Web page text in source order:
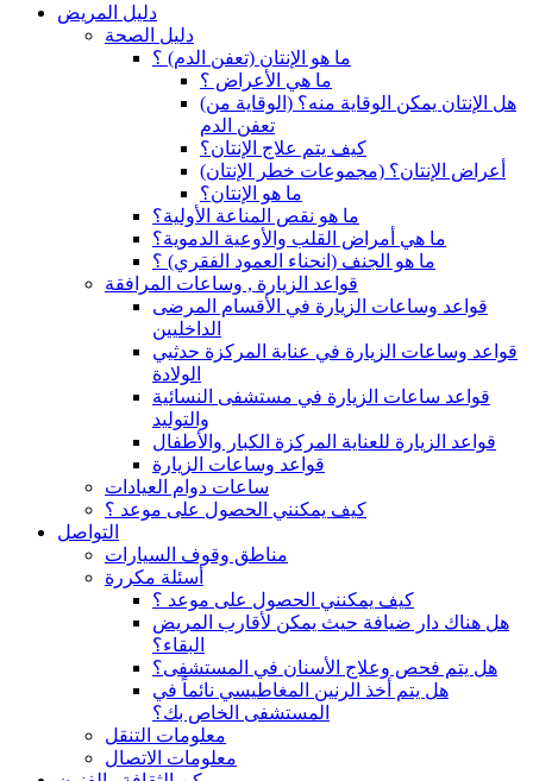
دليل المريض
دليل الصحة
ما هو الإنتان (تعفن الدم) ؟
ما هي الأعراض ؟
(هل الإنتان يمكن الوقاية منه؟ (الوقاية من
تعفن الدم
كيف يتم علاج الإنتان؟
(أعراض الإنتان؟ (مجموعات خطر الإنتان
ما هو الإنتان؟
ما هو نقص المناعة الأولية؟
ما هي أمراض القلب والأوعية الدموية؟
ما هو الجنف (انحناء العمود الفقري) ؟
قواعد الزيارة , وساعات المرافقة
قواعد وساعات الزيارة في الأقسام المرضى
الداخليين
قواعد وساعات الزيارة في عناية المركزة حدثيي
الولادة
قواعد ساعات الزيارة في مستشفى النسائية
والتوليد
قواعد الزيارة للعناية المركزة الكبار والأطفال
قواعد وساعات الزيارة
ساعات دوام العيادات
كيف يمكنني الحصول على موعد ؟
التواصل
مناطق وقوف السيارات
أسئلة مكررة
كيف يمكنني الحصول على موعد ؟
هل هناك دار ضيافة حيث يمكن لأقارب المريض
البقاء؟
هل يتم فحص وعلاج الأسنان في المستشفى؟
هل يتم أخذ الرنين المغاطيسي نائماً في
المستشفى الخاص بك؟
معلومات التنقل
معلومات الاتصال